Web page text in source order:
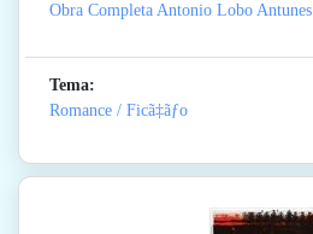
Obra Completa Antonio Lobo Antunes
Tema:
Romance / Ficã‡ãƒo